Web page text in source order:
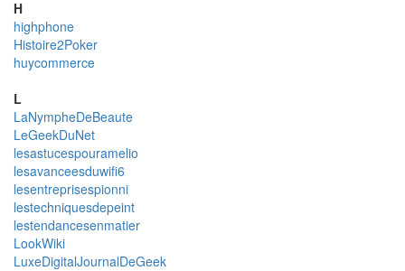
H
highphone
Histoire2Poker
huycommerce
L
LaNympheDeBeaute
LeGeekDuNet
lesastucespouramelio
lesavanceesduwifi6
lesentreprisespionni
lestechniquesdepeint
lestendancesenmatier
LookWiki
LuxeDigitalJournalDeGeek